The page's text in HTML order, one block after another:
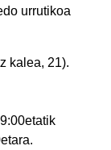
urrutikoa
kalea, 21).